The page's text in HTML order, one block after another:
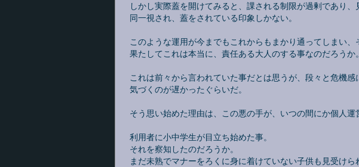
しかし実際蓋を開けてみると、課される制限が過剰であり
同一視され、蓋をされている印象しかない。
このような運用が今までもこれからもまかり通ってしまい、
果たしてこれは本当に、責任ある大人のする事なのだろうか。
これは前々から言われていた事だとは思うが、段々と危機感
気づくのが遅かったぐらいだ。
そう思い始めた理由は、この悪の手が、いつの間にか個人
利用者に小中学生が目立ち始めた事。
それを察知したのだろうか。
まだ未熟でマナーをろくに身に着けていない子供も見受けら